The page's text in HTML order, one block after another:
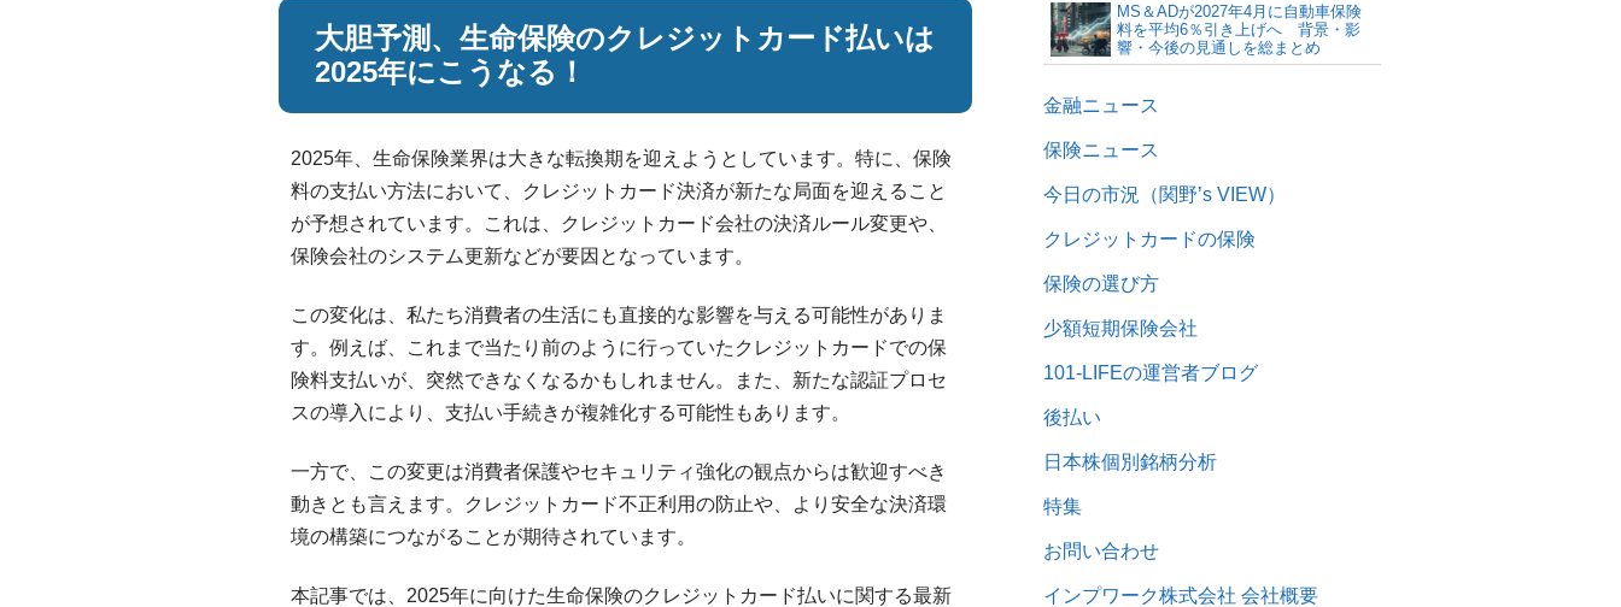
大胆予測、生命保険のクレジットカード払いは
2025年にこうなる！
2025年、生命保険業界は大きな転換期を迎えようとしています。特に、保険
料の支払い方法において、クレジットカード決済が新たな局面を迎えること
が予想されています。これは、クレジットカード会社の決済ルール変更や、
保険会社のシステム更新などが要因となっています。
この変化は、私たち消費者の生活にも直接的な影響を与える可能性がありま
す。例えば、これまで当たり前のように行っていたクレジットカードでの保
険料支払いが、突然できなくなるかもしれません。また、新たな認証プロセ
スの導入により、支払い手続きが複雑化する可能性もあります。
一方で、この変更は消費者保護やセキュリティ強化の観点からは歓迎すべき
動きとも言えます。クレジットカード不正利用の防止や、より安全な決済環
境の構築につながることが期待されています。
本記事では、2025年に向けた生命保険のクレジットカード払いに関する最新
MS＆ADが2027年4月に自動車保険
料を平均6％引き上げへ 背景・影
響・今後の見通しを総まとめ
金融ニュース
保険ニュース
今日の市況（関野’s VIEW）
クレジットカードの保険
保険の選び方
少額短期保険会社
101-LIFEの運営者ブログ
後払い
日本株個別銘柄分析
特集
お問い合わせ
インプワーク株式会社 会社概要